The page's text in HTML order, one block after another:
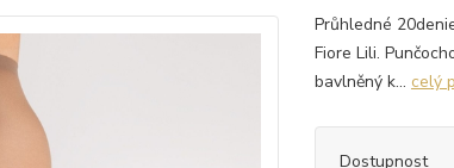
Průhledné
Fiore Lili.
bavlněný k... celý
Dostupnost